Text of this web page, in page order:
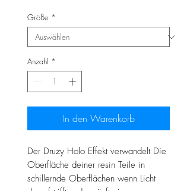
Größe *
Anzahl *
In den Warenkorb
Der Druzy Holo Effekt verwandelt Die
Oberfläche deiner resin Teile in
schillernde Oberflächen wenn Licht